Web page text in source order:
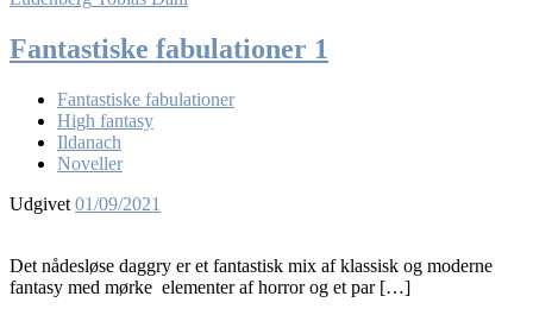
Fantastiske fabulationer 1
Fantastiske fabulationer
High fantasy
Ildanach
Noveller
Udgivet 01/09/2021
Det nådesløse daggry er et fantastisk mix af klassisk og moderne
fantasy med mørke elementer af horror og et par […]